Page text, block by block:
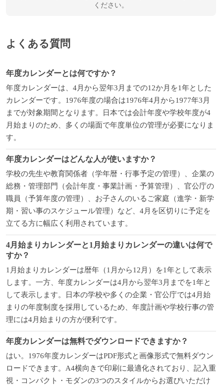
ください。
よくある質問
年度カレンダーとは何ですか？
年度カレンダーは、4月から翌年3月までの12か月を1年とした
カレンダーです。1976年度の場合は1976年4月から1977年3月
までが対象期間となります。日本では会計年度や学校年度が4
月始まりのため、多くの場面で年度単位の管理が必要になりま
す。
年度カレンダーはどんな人が使いますか？
学校の先生や教育関係者（学年暦・行事予定の管理）、企業の
総務・管理部門（会計年度・事業計画・予算管理）、官公庁の
職員（予算年度の管理）、お子さんのいるご家庭（進学・新学
期・習い事のスケジュール管理）など、4月を区切りに予定を
立てる方に幅広く利用されています。
4月始まりカレンダーと1月始まりカレンダーの違いは何で
すか？
1月始まりカレンダーは暦年（1月から12月）を1年として表示
します。一方、年度カレンダーは4月から翌年3月までを1年と
して表示します。日本の学校や多くの企業・官公庁では4月始
まりの年度制度を採用しているため、年度計画や学校行事の管
理には4月始まりの方が便利です。
年度カレンダーは無料でダウンロードできますか？
はい。1976年度カレンダーはPDF形式と画像形式で無料ダウン
ロードできます。A4横向きで印刷に最適化されており、記入重
視・コンパクト・モダンの3つのスタイルからお選びいただけ